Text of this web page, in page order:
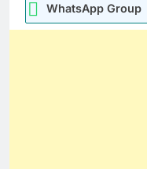
WhatsApp Group